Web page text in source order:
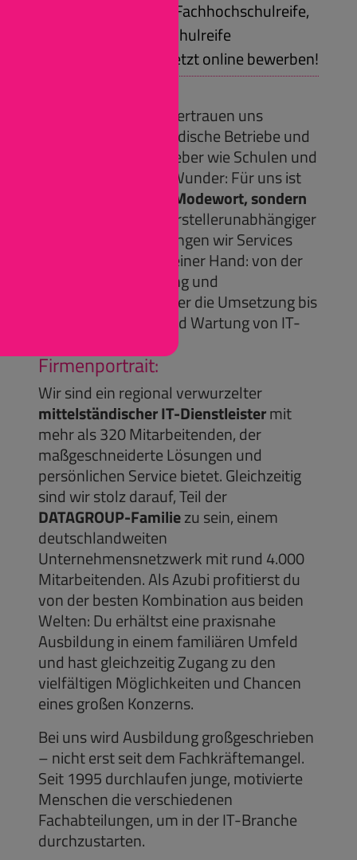
Voraussetzungen: Fachhochschulreife,
Allgemeine Hochschulreife
Jetzt online bewerben!
Seit über 35 Jahren vertrauen uns
Konzerne, mittelständische Betriebe und
öffentliche Auftraggeber wie Schulen und
Verwaltungen. Kein Wunder: Für uns ist
Digitalisierung kein Modewort, sondern
. Als herstellerunabhängiger
IT-Dienstleister erbringen wir Services
und Leistungen aus einer Hand: von der
individuellen Beratung und
Konzeptionierung über die Umsetzung bis
hin zur Betreuung und Wartung von IT-
Firmenportrait:
Wir sind ein regional verwurzelter
mittelständischer IT-Dienstleistermit
mehr als 320 Mitarbeitenden, der
maßgeschneiderte Lösungen und
persönlichen Service bietet. Gleichzeitig
sind wir stolz darauf, Teil der
DATAGROUP-Familiezu sein, einem
deutschlandweiten
Unternehmensnetzwerk mit rund 4.000
Mitarbeitenden. Als Azubi profitierst du
von der besten Kombination aus beiden
Welten: Du erhältst eine praxisnahe
Ausbildung in einem familiären Umfeld
und hast gleichzeitig Zugang zu den
vielfältigen Möglichkeiten und Chancen
eines großen Konzerns.
Bei uns wird Ausbildung großgeschrieben
– nicht erst seit dem Fachkräftemangel.
Seit 1995 durchlaufen junge, motivierte
Menschen die verschiedenen
Fachabteilungen, um in der IT-Branche
durchzustarten.